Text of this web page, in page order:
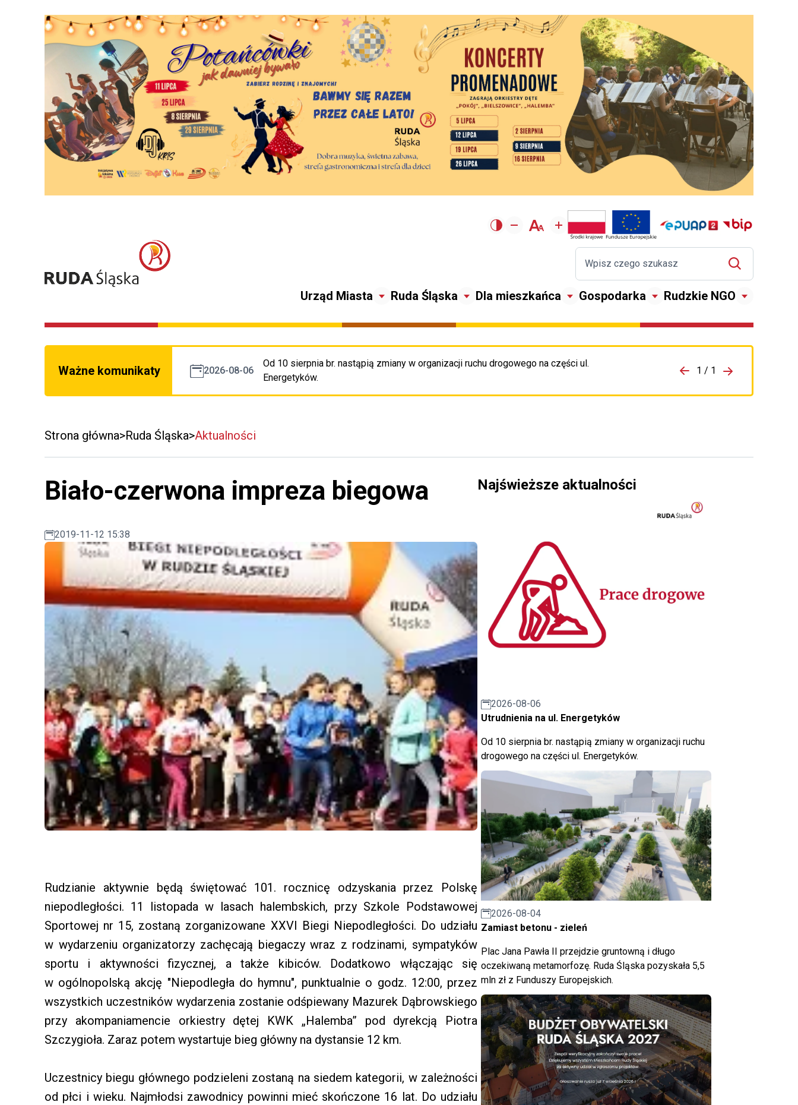
Urząd Miasta Ruda Śląska Dla mieszkańca Gospodarka Rudzkie NGO
Ważne komunikaty 2026-08-06
Od 10 sierpnia br. nastąpią zmiany w organizacji ruchu drogowego na części ul.
Energetyków.
Przejdź do porzpedniego komunikatu 1 / 1
Przejdź do
Strona główna Ruda Śląska Aktualności
Biało-czerwona impreza biegowa
2019-11-12 15:38
Rudzianie aktywnie będą świętować 101. rocznicę odzyskania przez Polskę
niepodległości. 11 listopada w lasach halembskich, przy Szkole Podstawowej
Sportowej nr 15, zostaną zorganizowane XXVI Biegi Niepodległości. Do udziału
w wydarzeniu organizatorzy zachęcają biegaczy wraz z rodzinami, sympatyków
sportu i aktywności fizycznej, a także kibiców. Dodatkowo włączając się
w ogólnopolską akcję "Niepodległa do hymnu", punktualnie o godz. 12:00, przez
wszystkich uczestników wydarzenia zostanie odśpiewany Mazurek Dąbrowskiego
przy akompaniamencie orkiestry dętej KWK „Halemba” pod dyrekcją Piotra
Szczygioła. Zaraz potem wystartuje bieg główny na dystansie 12 km.
Uczestnicy biegu głównego podzieleni zostaną na siedem kategorii, w zależności
od płci i wieku. Najmłodsi zawodnicy powinni mieć skończone 16 lat. Do udziału
Najświeższe aktualności
2026-08-06
Utrudnienia na ul. Energetyków
Od 10 sierpnia br. nastąpią zmiany w organizacji ruchu
drogowego na części ul. Energetyków.
2026-08-04
Zamiast betonu - zieleń
Plac Jana Pawła II przejdzie gruntowną i długo
oczekiwaną metamorfozę. Ruda Śląska pozyskała 5,5
mln zł z Funduszy Europejskich.